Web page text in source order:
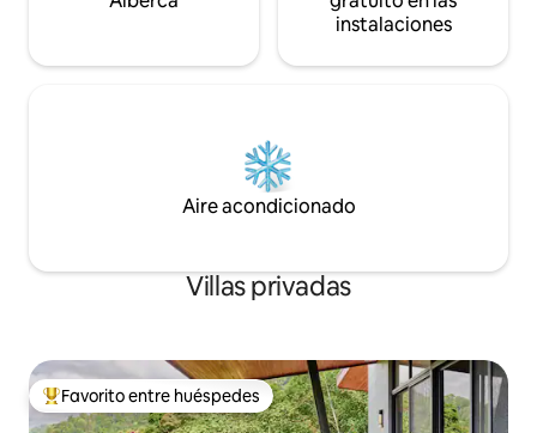
instalaciones
Aire acondicionado
Villas privadas
De los mejores en Favorito entre huéspedes
Favorito entre huéspedes